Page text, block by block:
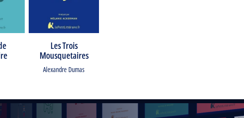
Les Trois
Mousquetaires
Alexandre Dumas